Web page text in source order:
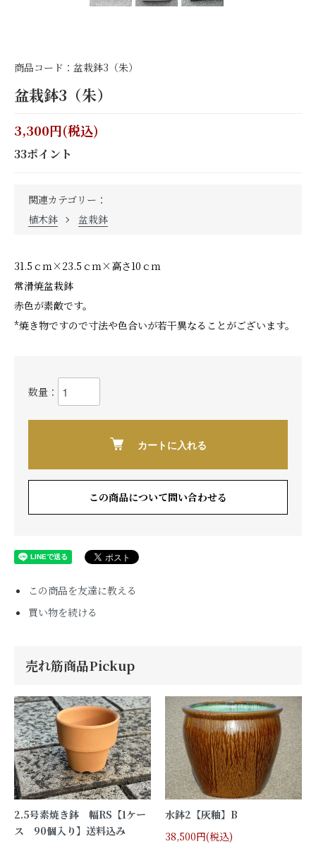
商品コード：盆栽鉢3（朱）
盆栽鉢3（朱）
3,300円(税込)
33ポイント
関連カテゴリー：
植木鉢
盆栽鉢
31.5ｃｍ×23.5ｃｍ×高さ10ｃｍ
常滑焼盆栽鉢
赤色が素敵です。
*焼き物ですので寸法や色合いが若干異なることがございます。
数量：
カートに入れる
この商品について問い合わせる
この商品を友達に教える
買い物を続ける
売れ筋商品Pickup
2.5号素焼き鉢 幅RS【1ケー
ス 90個入り】送料込み
水鉢2【灰釉】B
38,500円(税込)